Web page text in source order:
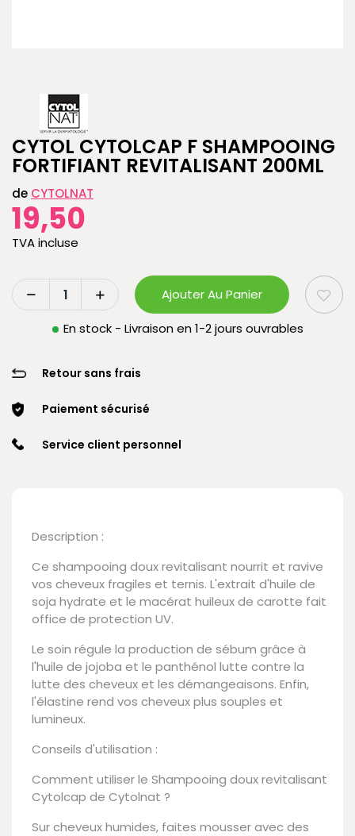
CYTOL CYTOLCAP F SHAMPOOING
FORTIFIANT REVITALISANT 200ML
de CYTOLNAT
19,50
TVA incluse
Ajouter Au Panier
En stock - Livraison en 1-2 jours ouvrables
Retour sans frais
Paiement sécurisé
Service client personnel
Description :
Ce shampooing doux revitalisant nourrit et ravive
vos cheveux fragiles et ternis. L'extrait d'huile de
soja hydrate et le macérat huileux de carotte fait
office de protection UV.
Le soin régule la production de sébum grâce à
l'huile de jojoba et le panthénol lutte contre la
lutte des cheveux et les démangeaisons. Enfin,
l'élastine rend vos cheveux plus souples et
lumineux.
Conseils d'utilisation :
Comment utiliser le Shampooing doux revitalisant
Cytolcap de Cytolnat ?
Sur cheveux humides, faites mousser avec des